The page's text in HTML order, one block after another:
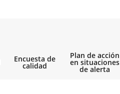
Encuesta de
calidad
Plan de acción
en situaciones
de alerta